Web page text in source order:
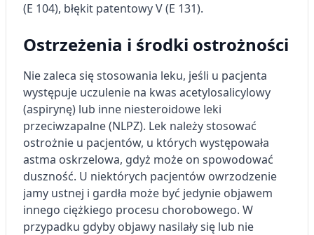
(E 104), błękit patentowy V (E 131).
Ostrzeżenia i środki ostrożności
Nie zaleca się stosowania leku, jeśli u pacjenta
występuje uczulenie na kwas acetylosalicylowy
(aspirynę) lub inne niesteroidowe leki
przeciwzapalne (NLPZ). Lek należy stosować
ostrożnie u pacjentów, u których występowała
astma oskrzelowa, gdyż może on spowodować
duszność. U niektórych pacjentów owrzodzenie
jamy ustnej i gardła może być jedynie objawem
innego ciężkiego procesu chorobowego. W
przypadku gdyby objawy nasilały się lub nie